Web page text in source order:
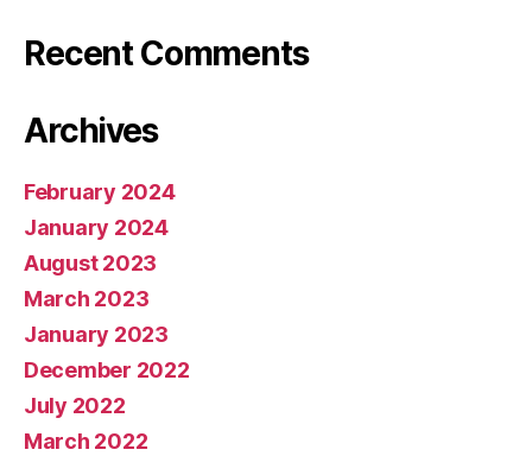
Recent Comments
Archives
February 2024
January 2024
August 2023
March 2023
January 2023
December 2022
July 2022
March 2022